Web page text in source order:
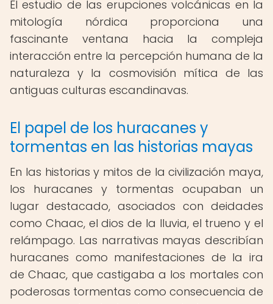
El estudio de las erupciones volcánicas en la
mitología nórdica proporciona una
fascinante ventana hacia la compleja
interacción entre la percepción humana de la
naturaleza y la cosmovisión mítica de las
antiguas culturas escandinavas.
El papel de los huracanes y
tormentas en las historias mayas
En las historias y mitos de la civilización maya,
los huracanes y tormentas ocupaban un
lugar destacado, asociados con deidades
como Chaac, el dios de la lluvia, el trueno y el
relámpago. Las narrativas mayas describían
huracanes como manifestaciones de la ira
de Chaac, que castigaba a los mortales con
poderosas tormentas como consecuencia de